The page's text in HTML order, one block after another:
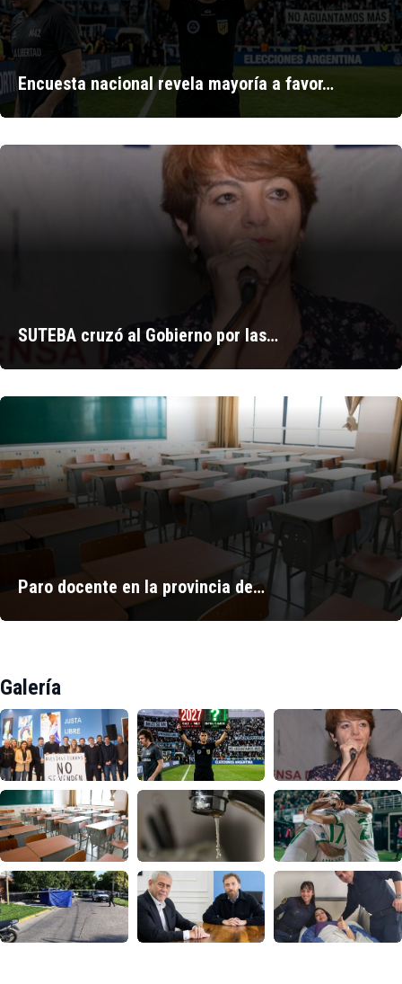
Encuesta nacional revela mayoría a favor…
SUTEBA cruzó al Gobierno por las…
Paro docente en la provincia de…
Galería